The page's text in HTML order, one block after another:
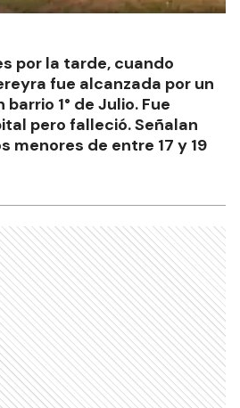
por la tarde, cuando
fue alcanzada por un
1° de Julio. Fue
pero falleció. Señalan
menores de entre 17 y 19